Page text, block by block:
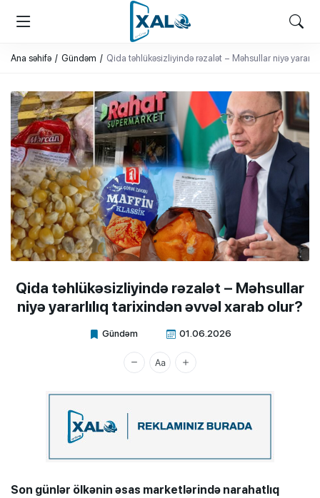
XALQ.ONLINE
ONLAYN PLATFORMA
Ana səhifə Gündəm Qida təhlükəsizliyində rəzalət – Məhsullar niyə
Qida təhlükəsizliyində rəzalət – Məhsullar
niyə yararlılıq tarixindən əvvəl xarab olur?
Gündəm 01.06.2026
Xalq.Online
Son günlər ölkənin əsas marketlərində narahatlıq